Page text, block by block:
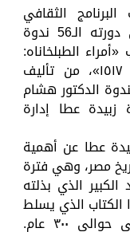
الثقافي
لمعرض القاهرة الدولي للكتاب في دورته الـ56 ندوة
الطبلخاناه:
عصر سلاطين المماليك بمصر ١٢٥٠- ١٥١٧»، من تأليف
الدكتور هشام
زبيدة عطا إدارة
عطا عن أهمية
مصر، وهي فترة
الذي بذلته
الكتاب الذي يسلط
الضوء على أحداث تاريخية تعود إلى حوالي ٣٠٠ عام.